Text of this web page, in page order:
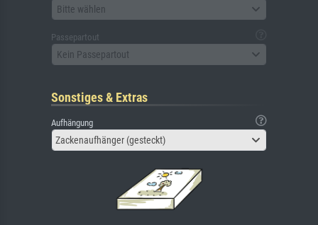
Bitte wählen
Passepartout
Kein Passepartout
Sonstiges & Extras
Aufhängung
Zackenaufhänger (gesteckt)